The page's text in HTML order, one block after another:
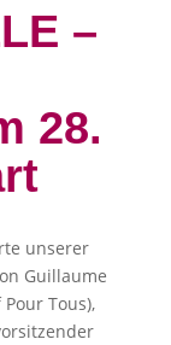
–
28.
unserer
Guillaume
Tous),